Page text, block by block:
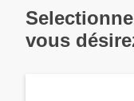
vous